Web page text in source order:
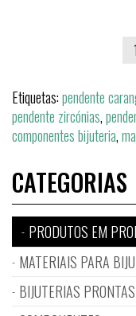
Etiquetas:pendente
pendente zircónias,
componentes bijuteria,
CATEGORIAS
PRODUTOS EM
MATERIAIS PARA
BIJUTERIAS PRONTAS